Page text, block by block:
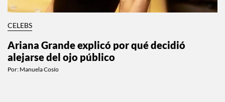
CELEBS
Ariana Grande explicó por qué decidió
alejarse del ojo público
Por: Manuela Cosío